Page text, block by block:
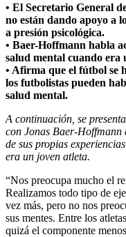
• El Secretario General
no están dando apoyo a
a presión psicológica.
• Baer-Hoffmann habla
salud mental cuando era
• Afirma que el fútbol se
los futbolistas pueden
salud mental.
A continuación, se
con Jonas Baer-Hoffmann
de sus propias
era un joven atleta.
“Nos preocupa mucho el
Realizamos todo tipo de
vez más, pero no nos
sus mentes. Entre los
quizá el componente